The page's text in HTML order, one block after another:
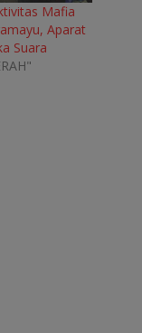
Mafia
Aparat
Suara